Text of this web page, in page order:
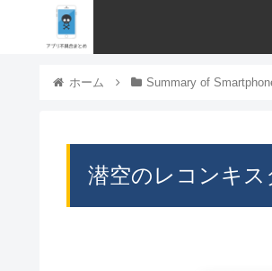
ホーム Summary of
潜空のレコンキ